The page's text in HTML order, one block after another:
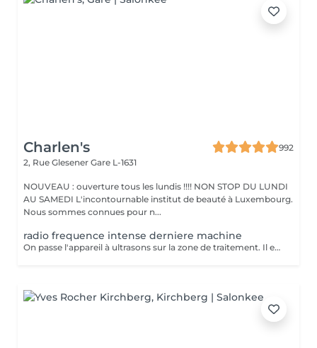
Charlen's
992
2, Rue Glesener Gare L-1631
NOUVEAU : ouverture tous les lundis !!!! NON STOP DU LUNDI
AU SAMEDI L'incontournable institut de beauté à Luxembourg.
Nous sommes connues pour n...
radio frequence intense derniere machine
On passe l'appareil à ultrasons sur la zone de traitement. Il est possible de ressentir une légère sensation de chaleur pendant la séance mais la lipocavitation est indolore. La séance dure entre 40 minutes et 1h et vous pourrez reprendre vos activités quotidiennes normalement après le soin. Les resultats lissent la peau casse les capitons des la première seance